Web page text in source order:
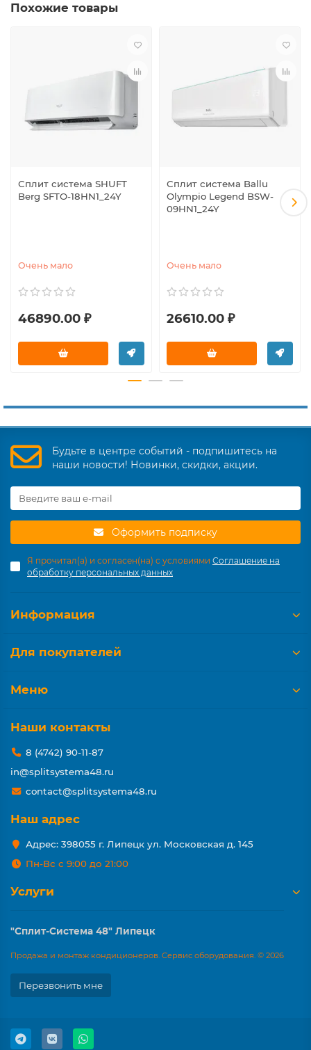
Похожие товары
Сплит система SHUFT
Berg SFTO-18HN1_24Y
Очень мало
46890.00 ₽
Сплит система Ballu
Olympio Legend BSW-
09HN1_24Y
Очень мало
26610.00 ₽
Будьте в центре событий - подпишитесь на
наши новости! Новинки, скидки, акции.
Оформить подписку
Я прочитал(а) и согласен(на) с условиями Соглашение на
обработку персональных данных
Информация
Для покупателей
Меню
Наши контакты
8 (4742) 90-11-87
in@splitsystema48.ru
contact@splitsystema48.ru
Наш адрес
Адрес: 398055 г. Липецк ул. Московская д. 145
Пн-Вс с 9:00 до 21:00
Услуги
"Сплит-Система 48" Липецк
Продажа и монтаж кондиционеров. Сервис оборудования. © 2026
Перезвонить мне